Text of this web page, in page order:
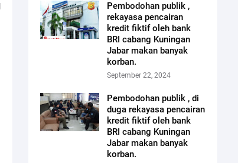
Pembodohan publik ,
rekayasa pencairan
kredit fiktif oleh bank
BRI cabang Kuningan
Jabar makan banyak
korban.
September 22, 2024
Pembodohan publik , di
duga rekayasa pencairan
kredit fiktif oleh bank
BRI cabang Kuningan
Jabar makan banyak
korban.